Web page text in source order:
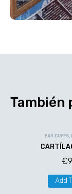
También
EAR CUFFS,
€
Add